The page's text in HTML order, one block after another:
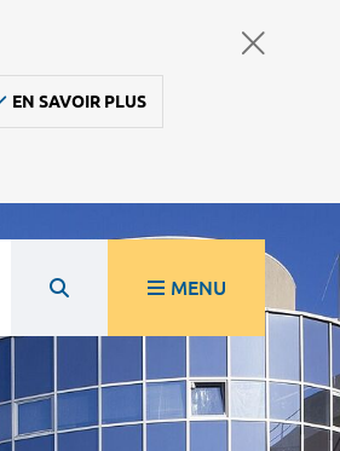
EN SAVOIR PLUS
MENU